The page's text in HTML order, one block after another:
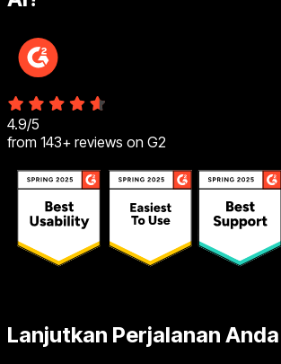
4.9/5
from 143+ reviews on G2
Lanjutkan Perjalanan Anda